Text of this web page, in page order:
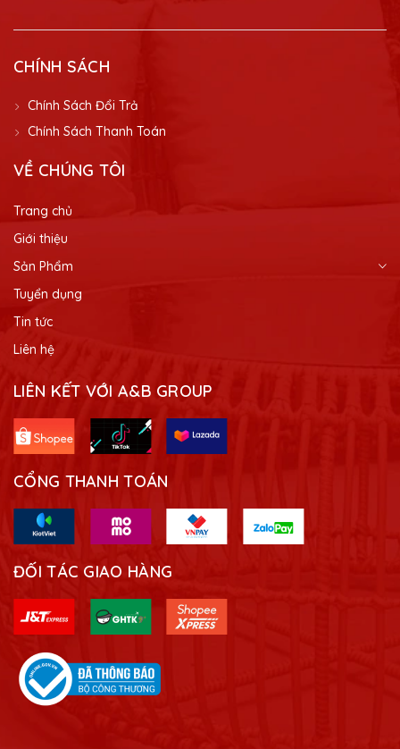
CHÍNH SÁCH
Chính Sách Đổi Trả
Chính Sách Thanh Toán
VỀ CHÚNG TÔI
Trang chủ
Giới thiệu
Sản Phẩm
Tuyển dụng
Tin tức
Liên hệ
LIÊN KẾT VỚI A&B GROUP
CỔNG THANH TOÁN
ĐỐI TÁC GIAO HÀNG